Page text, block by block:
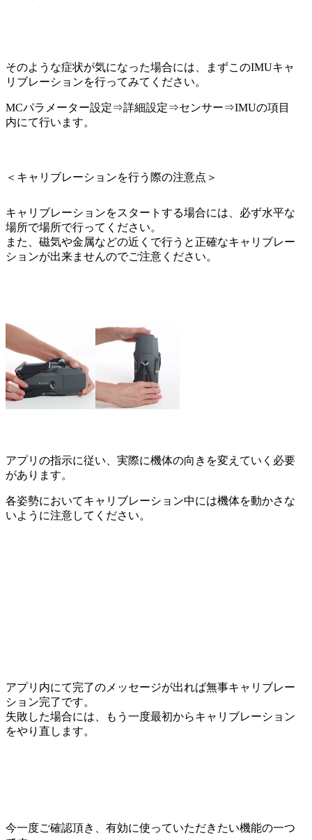
そのような症状が気になった場合には、まずこのIMUキャ
リブレーションを行ってみてください。
MCパラメーター設定⇒詳細設定⇒センサー⇒IMUの項目
内にて行います。
＜キャリブレーションを行う際の注意点＞
キャリブレーションをスタートする場合には、必ず水平な
場所で場所で行ってください。
また、磁気や金属などの近くで行うと正確なキャリブレー
ションが出来ませんのでご注意ください。
アプリの指示に従い、実際に機体の向きを変えていく必要
があります。
各姿勢においてキャリブレーション中には機体を動かさな
いように注意してください。
アプリ内にて完了のメッセージが出れば無事キャリブレー
ション完了です。
失敗した場合には、もう一度最初からキャリブレーション
をやり直します。
今一度ご確認頂き、有効に使っていただきたい機能の一つ